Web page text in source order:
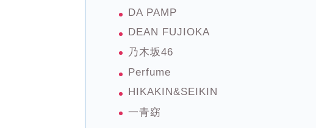
DA PAMP
DEAN FUJIOKA
乃木坂46
Perfume
HIKAKIN&SEIKIN
一青窈